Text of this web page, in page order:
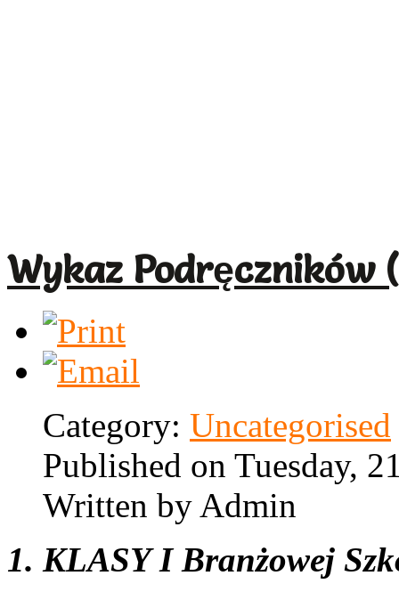
Wykaz Podręczników
Category: Uncategorised
Published on Tuesday,
Written by Admin
1. KLASY I Branżowej